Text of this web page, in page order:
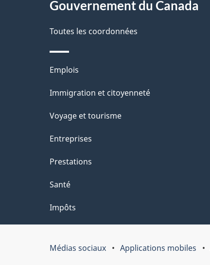
l
s
d
e
l
a
p
a
g
e
proposGouvernement du Canada
Toutes les coordonnées
Thèmes
et
Emplois
Immigration et citoyenneté
Voyage et tourisme
Entreprises
Prestations
Santé
Impôts
Organisation
Médias sociaux Applications mobiles